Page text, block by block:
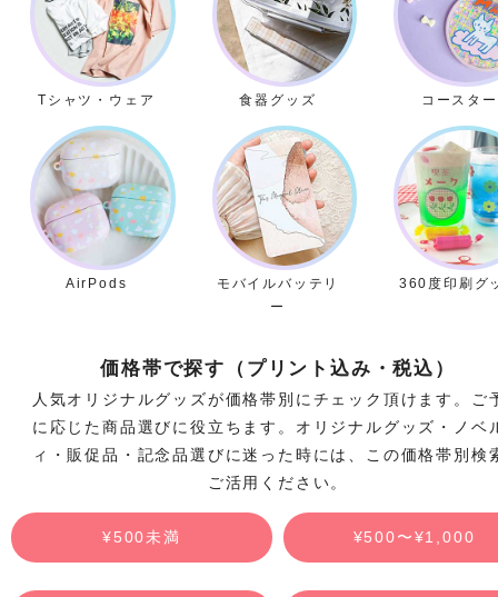
Tシャツ・ウェア 食器グッズ コースター
AirPods
モバイルバッテリ
ー
360度印刷グ
価格帯で探す（プリント込み・税込）
人気オリジナルグッズが価格帯別にチェック頂けます。ご
に応じた商品選びに役立ちます。オリジナルグッズ・ノベ
ィ・販促品・記念品選びに迷った時には、この価格帯別検
ご活用ください。
¥500未満 ¥500〜¥1,000